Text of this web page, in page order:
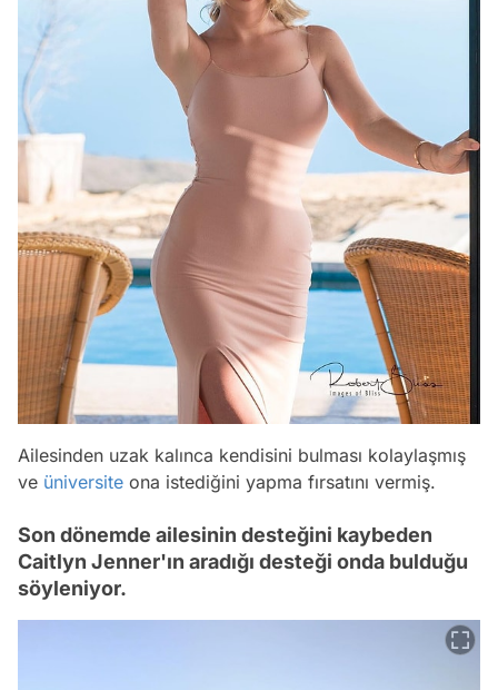
Ailesinden uzak kalınca kendisini bulması kolaylaşmış
ve üniversite ona istediğini yapma fırsatını vermiş.
Son dönemde ailesinin desteğini kaybeden
Caitlyn Jenner'ın aradığı desteği onda bulduğu
söyleniyor.